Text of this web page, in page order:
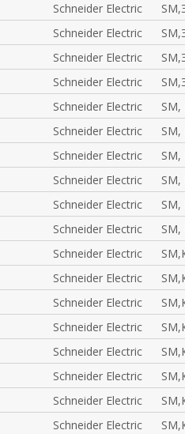
Schneider Electric
Schneider Electric
Schneider Electric
Schneider Electric
Schneider Electric
Schneider Electric
Schneider Electric
Schneider Electric
Schneider Electric
Schneider Electric
Schneider Electric
Schneider Electric
Schneider Electric
Schneider Electric
Schneider Electric
Schneider Electric
Schneider Electric
Schneider Electric